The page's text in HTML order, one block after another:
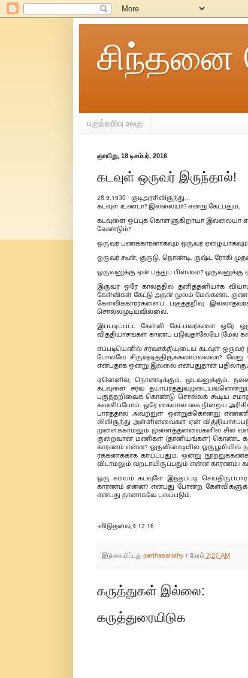
பகுத்தறிவு உலகு
ஞாயிறு, 18 டிசம்பர், 2016
கடவுள் ஒருவர் இருந்தால்!
28.9.1930 - குடிஅரசிலிருந்து...
கடவுள் உண்டா? இல்லையா? என்று கேட்பதும்,
கடவுளை ஒப்புக் கொள்ளுகிறாயா இல்லையா
வேண்டும்?
ஒருவர் பணக்காரனாகவும் ஒருவர்
ஒருவர் கூன், குருடு, நொண்டி, குஷ்ட ரோகி
ஒருவனுக்கு ஏன் பத்துப் பிள்ளை?
இருவர் ஒரே காலத்தில் தனித்தனியாக
கேள்விகள் கேட்டு அதன் மூலம் மேல்கண்ட
கேள்விக்காரர்களைப் பகுத்தறிவு
சொல்லமுடியவில்லை.
இப்படிப்பட்ட கேள்வி கேட்பவர்களை ஒரே
வித்தியாசங்கள் காணப் படுவதாலேயே (மேல்
எப்படியெனில் சர்வசக்தியுடைய கடவுள்
போலவே சிருஷ்டித்திருக்கலாமல்லவா?
என்பதாக ஒன்று இல்லை என்பதுதான்
ஏனெனில், நொண்டிக்கும், முடவனுக்கும்,
கடவுளை சர்வ
பகுத்தறிவைக் கொண்டு சொல்லக் கூடிய
கவனிப்போம். ஒரே கையால் கை நிறைய
பார்த்தால் அவற்றுள் ஒன்றுக்கொன்று
லிலிருந்து அள்ளினவைகள் ஏன்
முளைக்காமலும் முளைத்தனவைகளில் சில
குறைவான மணிகள் (தானியங்கள்) கொண்ட
காரணம் என்ன? ஒருவினாடியில்
ரக்கணக்காக காய்ப்பதும், ஒன்று
விடாமலும் வறடாயிருப்பதும் என்ன
ஒரு சமயம் கடவுளே இந்தப்படி
காரணம் என்ன? என்பது போன்ற
என்பது தானாகவே புலப்படும்.
-விடுதலை,9.12.16
இடுகையிட்டது parthasarathy r நேரம் 2:27 AM
கருத்துகள் இல்லை:
கருத்துரையிடுக